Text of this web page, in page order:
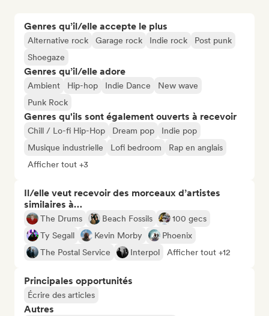
Genres qu’il/elle accepte le plus
Alternative rock Garage rock Indie rock
Post punk
Shoegaze
Genres qu’il/elle adore
Ambient Hip-hop Indie Dance
New wave
Punk Rock
Genres qu'ils sont également ouverts à recevoir
Chill / Lo-fi Hip-Hop Dream pop
Indie pop
Musique industrielle
Lofi bedroom
Rap en anglais
Afficher tout +3
Il/elle veut recevoir des morceaux d’artistes
similaires à…
The Drums Beach Fossils
100 gecs
Ty Segall
Kevin Morby
Phoenix
The Postal Service
Interpol Afficher tout +12
Principales opportunités
Écrire des articles
Autres